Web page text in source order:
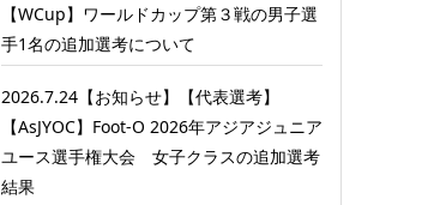
【WCup】ワールドカップ第３戦の男子選
手1名の追加選考について
2026.7.24【お知らせ】【代表選考】
【AsJYOC】Foot-O 2026年アジアジュニア
ユース選手権大会 女子クラスの追加選考
結果